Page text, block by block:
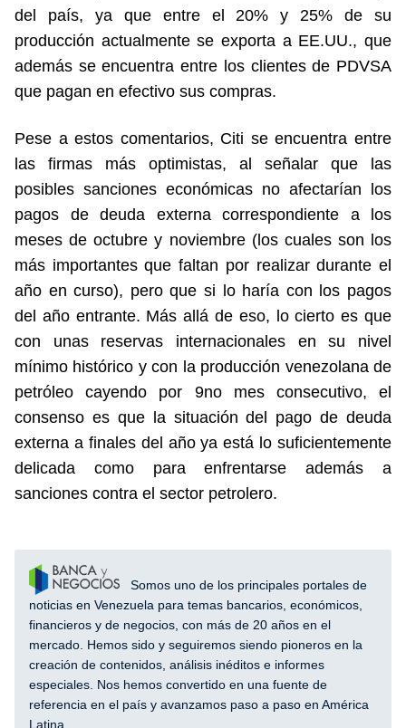
del país, ya que entre el 20% y 25% de su
producción actualmente se exporta a EE.UU., que
además se encuentra entre los clientes de PDVSA
que pagan en efectivo sus compras.
Pese a estos comentarios, Citi se encuentra entre
las firmas más optimistas, al señalar que las
posibles sanciones económicas no afectarían los
pagos de deuda externa correspondiente a los
meses de octubre y noviembre (los cuales son los
más importantes que faltan por realizar durante el
año en curso), pero que si lo haría con los pagos
del año entrante. Más allá de eso, lo cierto es que
con unas reservas internacionales en su nivel
mínimo histórico y con la producción venezolana de
petróleo cayendo por 9no mes consecutivo, el
consenso es que la situación del pago de deuda
externa a finales del año ya está lo suficientemente
delicada como para enfrentarse además a
sanciones contra el sector petrolero.
Somos uno de los principales portales de
noticias en Venezuela para temas bancarios, económicos,
financieros y de negocios, con más de 20 años en el
mercado. Hemos sido y seguiremos siendo pioneros en la
creación de contenidos, análisis inéditos e informes
especiales. Nos hemos convertido en una fuente de
referencia en el país y avanzamos paso a paso en América
Latina.